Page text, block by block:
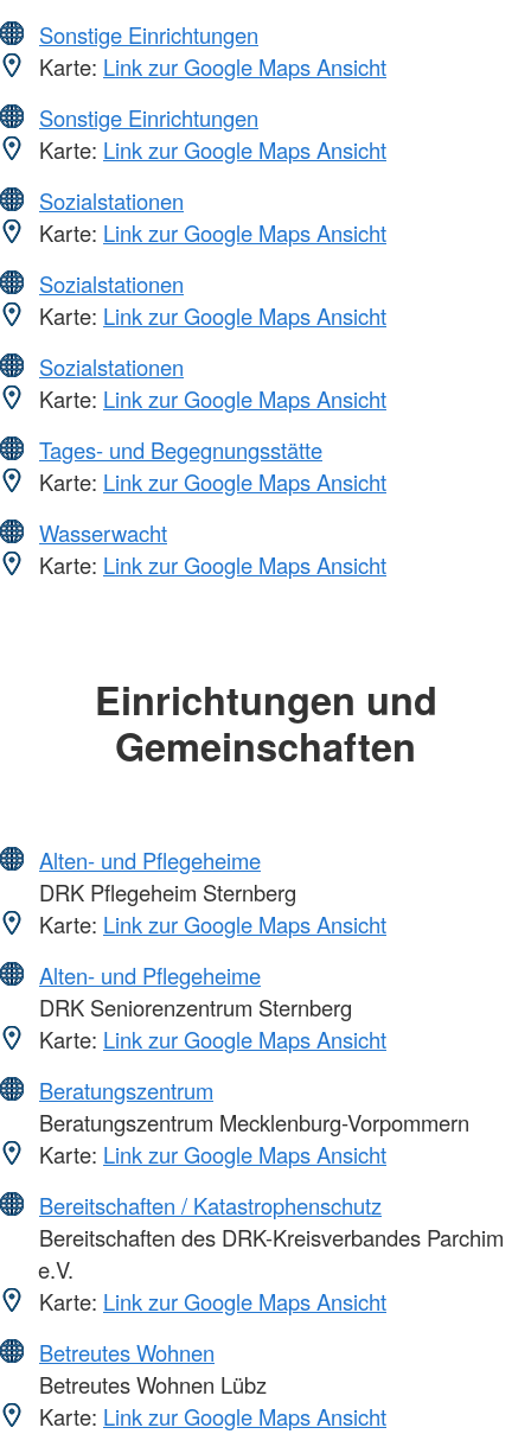
Sonstige Einrichtungen
Karte: Link zur Google Maps Ansicht
Sonstige Einrichtungen
Karte: Link zur Google Maps Ansicht
Sozialstationen
Karte: Link zur Google Maps Ansicht
Sozialstationen
Karte: Link zur Google Maps Ansicht
Sozialstationen
Karte: Link zur Google Maps Ansicht
Tages- und Begegnungsstätte
Karte: Link zur Google Maps Ansicht
Wasserwacht
Karte: Link zur Google Maps Ansicht
Einrichtungen und
Gemeinschaften
Alten- und Pflegeheime
DRK Pflegeheim Sternberg
Karte: Link zur Google Maps Ansicht
Alten- und Pflegeheime
DRK Seniorenzentrum Sternberg
Karte: Link zur Google Maps Ansicht
Beratungszentrum
Beratungszentrum Mecklenburg-Vorpommern
Karte: Link zur Google Maps Ansicht
Bereitschaften / Katastrophenschutz
Bereitschaften des DRK-Kreisverbandes Parchim
e.V.
Karte: Link zur Google Maps Ansicht
Betreutes Wohnen
Betreutes Wohnen Lübz
Karte: Link zur Google Maps Ansicht